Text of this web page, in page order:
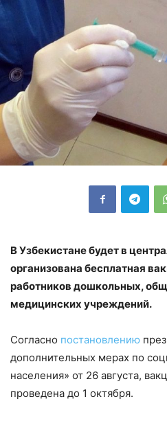
В Узбекистане будет в
организована бесплатная
работников дошкольных,
медицинских учреждений.
Согласно постановлению
дополнительных мерах по
населения» от 26 августа,
проведена до 1 октября.